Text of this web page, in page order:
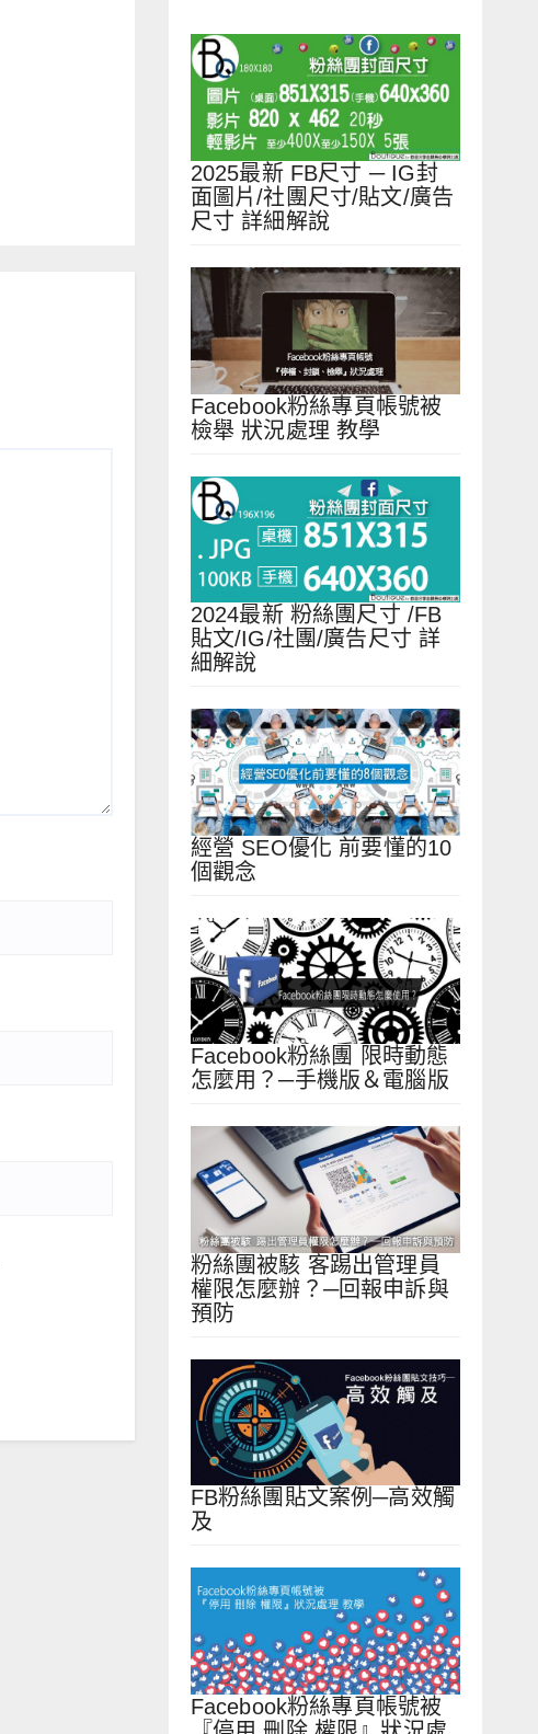
2025最新 FB尺寸 ─ IG封
面圖片/社團尺寸/貼文/廣告
尺寸 詳細解說
Facebook粉絲專頁帳號被
檢舉 狀況處理 教學
2024最新 粉絲團尺寸 /FB
貼文/IG/社團/廣告尺寸 詳
細解說
經營 SEO優化 前要懂的10
個觀念
Facebook粉絲團 限時動態
怎麼用？─手機版＆電腦版
粉絲團被駭 客踢出管理員
權限怎麼辦？─回報申訴與
預防
FB粉絲團貼文案例─高效觸
及
Facebook粉絲專頁帳號被